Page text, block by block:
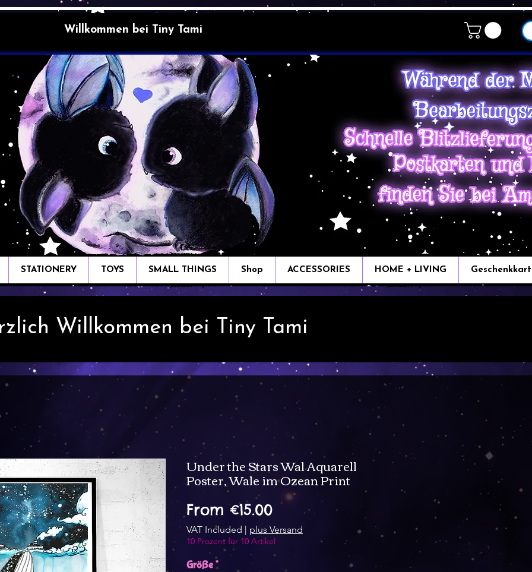
Willkommen bei Tiny Tami
STATIONERY TOYS SMALL THINGS Shop ACCESSORIES HOME + LIVING
Willkommen bei Tiny Tami
Under the Stars Wal Aquarell
Poster, Wale im Ozean Print
From€15.00Sale
Price
VAT Included | plus Versand
10 Prozent für 10 Artikel
Größe*